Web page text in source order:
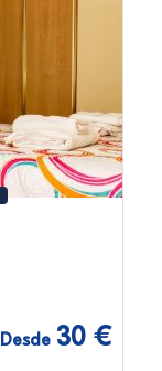
Desde 30 €